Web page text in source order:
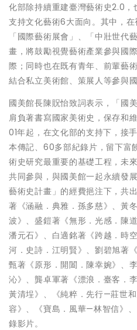
化部除持續重建臺灣藝術史2.0
支持文化藝術6大面向。其中，
「國際藝術展會」、「中壯世代
畫，將鼓勵視覺藝術產業參與國
際；同時也在既有青年、前輩藝
結合私立美術館、策展人等參與
國美館長陳貺怡致詞表示，「國
肩負著書寫國家美術史，保存和
01年起，在文化部的支持下，接
本傳記、60多部紀錄片，留下富
術史研究最重要的基礎工程，未
共同參與，與國美館一起永續發
藝術史計畫」的經費挹注下，共
著《涵融．典雅．孫多慈》、黃
波》、盛鎧著《無形．光感．陳
潘元石》、白適銘著《跨越．時
河．史詩．江明賢》、劉碧旭著
甄著《原形．開闔．陳幸婉》、
沁》、龔卓軍著《漂浪．臺客．
黃清埕》、《純粹．先行—莊世
容》、《寶島．風華—林智信》
錄影片。